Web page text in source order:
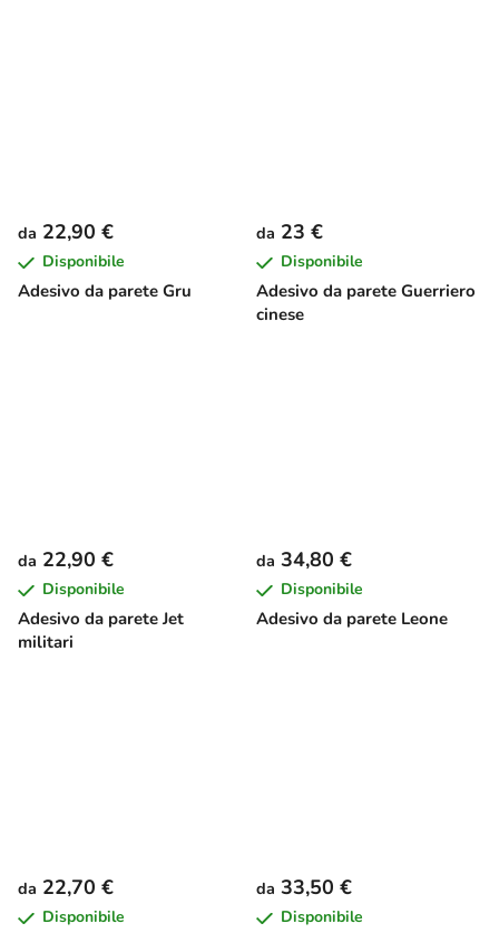
Adesivo da parete Gru
da 22,90 €
Disponibile
Adesivo da parete Guerriero
cinese
da 23 €
Disponibile
Adesivo da parete Jet
militari
da 22,90 €
Disponibile
Adesivo da parete Leone
da 34,80 €
Disponibile
da 22,70 €
Disponibile
da 33,50 €
Disponibile